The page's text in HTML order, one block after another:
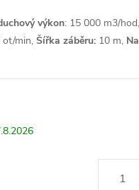
výkon: 15 000 m3/hod,
ot/min, Šířka záběru: 10 m,